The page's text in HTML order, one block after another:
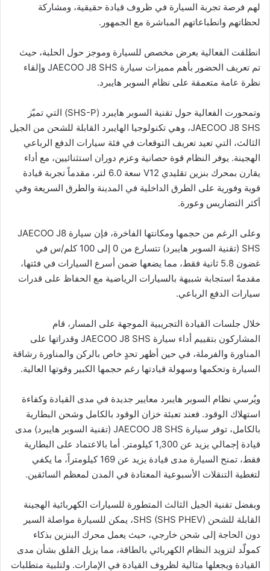
لهم فرصة تجربة السيارة في ظروف قيادة حقيقية، ومشاركة
لحظاتهم وانطباعاتهم المباشرة مع الجمهور.
انطلقت الفعالية بعرض مخصص للسيارة وموجز حول الحلبة، حيث
تم تعريف الحضور بأهم مميزات سيارة JAECOO J8 SHS وإلقاء
نظرة عامة متعمقة على نظام السوبر هايبرد.
وتمحورت الفعالية حول تقنية السوبر هايبرد (SHS-P) التي تميّز
JAECOO J8 SHS، وهي تكنولوجيا الهايبرد القابلة للشحن من الجيل
الثالث، التي تعيد تعريف التوقعات في فئة سيارات الدفع الرباعي
الهجينة. يوفر النظام قوة حصانية وعزم دوران استثنائيين، مع أداء
يقارن بمحرك بنزين تقليدي V12 سعة 6.0 لتر، مقدماً تجربة قيادة
قوية وفورية على الطرق الداخلية في المدينة والطرق السريعة وفي
أكثر التضاريس وعورة.
وعلى الرغم من حجمها ومكانتها الفاخرة، فإن سيارة JAECOO J8
SHS (تقنية السوبر هايبرد) تتسارع من 0 إلى 100 كلم/س في
غضون 5.8 ثانية فقط، مما يضعها ضمن أسرع السيارات في فئتها،
مقدمةً استجابة شبيهة بالسيارات الرياضية مع الحفاظ على قدرات
سيارات الدفع الرباعي.
خلال جلسات القيادة التجريبية الموجهة على المسار، قام
المشاركون بتقييم أداء سيارة JAECOO J8 SHS وقدراتها على
المناورة والفرملة، في حين أظهر تحدٍ خاص بالركن والمناورة رشاقة
السيارة وتحكمها وسهولة قيادتها رغم حجمها الكبير وقوتها العالية.
ويُرسي نظام السوبر هايبرد معايير جديدة في مدى القيادة وكفاءة
استهلاك الوقود. فعند تعبئة خزان الوقود بالكامل وشحن البطارية
بالكامل، توفر سيارة JAECOO J8 SHS (تقنية السوبر هايبرد) مدى
قيادة إجمالي يزيد عن 1,300 كيلومتر. أما بالاعتماد على البطارية
فقط، تمنح السيارة مدى قيادة يزيد عن 169 كيلومتراً، ما يكفي
لتغطية التنقلات الأسبوعية المعتادة في المدن لمعظم السائقين.
وبفضل تقنية الجيل الثالث المتطورة للسيارات الكهربائية الهجينة
القابلة للشحن SHS (SHS PHEV)، يمكن للسيارة مواصلة السير
دون الحاجة إلى شحن خارجي، حيث يعمل محرك البنزين بذكاء
كمولّد لتزويد النظام الكهربائي بالطاقة، مما يزيل القلق بشأن مدى
القيادة ويجعلها مثالية لظروف القيادة في الإمارات. ولتلبية متطلبات